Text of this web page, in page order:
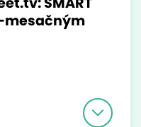
mesačným